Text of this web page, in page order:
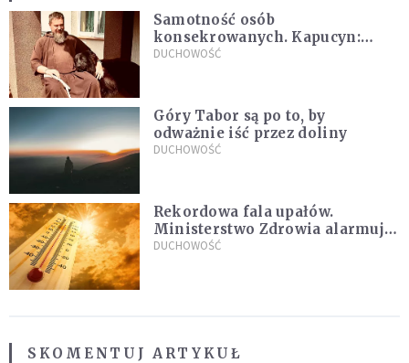
Samotność osób
konsekrowanych. Kapucyn:
Życie w pojedynkę rzadko jest
DUCHOWOŚĆ
Góry Tabor są po to, by
odważnie iść przez doliny
DUCHOWOŚĆ
Rekordowa fala upałów.
Ministerstwo Zdrowia alarmuje
po doświadczeniach z czerwca
DUCHOWOŚĆ
SKOMENTUJ ARTYKUŁ